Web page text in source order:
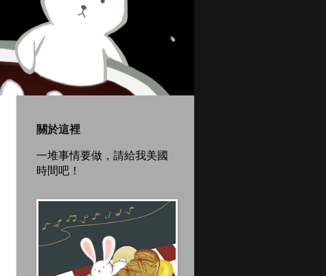
關於這裡
一堆事情要做，請給我美國
時間吧！